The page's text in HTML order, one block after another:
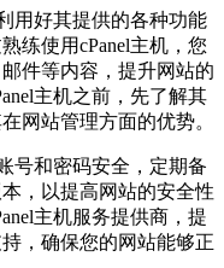
用好其提供的各种功能
练使用cPanel主机，您
件等内容，提升网站的
主机之前，先了解其
网站管理方面的优势。
号和密码安全，定期备
，以提高网站的安全性
主机服务提供商，提
，确保您的网站能够正